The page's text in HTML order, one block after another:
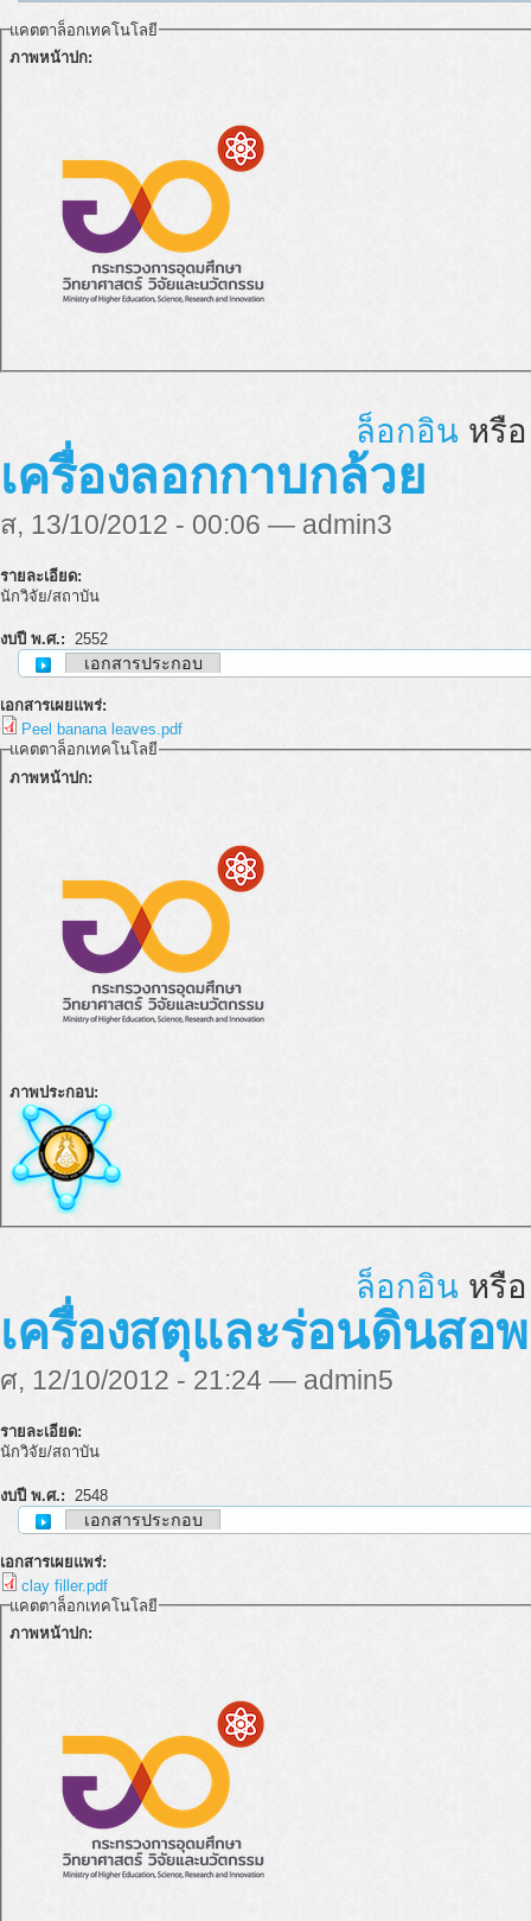
แคตตาล็อกเทคโนโลยี
ภาพหน้าปก:
ล็อกอิน หรื
เครื่องลอกกาบกล้วย
ส, 13/10/2012 - 00:06 — admin3
รายละเอียด:
นักวิจัย/สถาบัน
งบปี พ.ศ.: 2552
เอกสารประกอบ
เอกสารเผยแพร่:
Peel banana leaves.pdf
แคตตาล็อกเทคโนโลยี
ภาพหน้าปก:
ภาพประกอบ:
ล็อกอิน หรื
เครื่องสตุและร่อนดินสอ
ศ, 12/10/2012 - 21:24 — admin5
รายละเอียด:
นักวิจัย/สถาบัน
งบปี พ.ศ.: 2548
เอกสารประกอบ
เอกสารเผยแพร่:
clay filler.pdf
แคตตาล็อกเทคโนโลยี
ภาพหน้าปก: